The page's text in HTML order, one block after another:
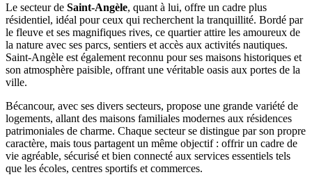
Le secteur de Saint-Angèle, quant à lui, offre un cadre plus
résidentiel, idéal pour ceux qui recherchent la tranquillité. Bordé par
le fleuve et ses magnifiques rives, ce quartier attire les amoureux de
la nature avec ses parcs, sentiers et accès aux activités nautiques.
Saint-Angèle est également reconnu pour ses maisons historiques et
son atmosphère paisible, offrant une véritable oasis aux portes de la
ville.
Bécancour, avec ses divers secteurs, propose une grande variété de
logements, allant des maisons familiales modernes aux résidences
patrimoniales de charme. Chaque secteur se distingue par son propre
caractère, mais tous partagent un même objectif : offrir un cadre de
vie agréable, sécurisé et bien connecté aux services essentiels tels
que les écoles, centres sportifs et commerces.